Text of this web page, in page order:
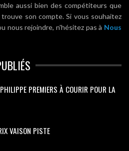
aussi bien des compétiteurs que
son compte. Si vous souhaitez
nous rejoindre, n'hésitez pas à Nous
PREMIERS À COURIR POUR LA
VAISON PISTE